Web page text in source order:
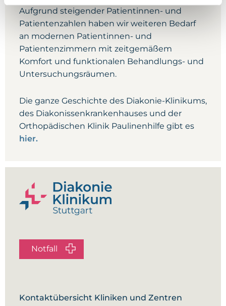
Aufgrund steigender Patientinnen- und
Patientenzahlen haben wir weiteren Bedarf
an modernen Patientinnen- und
Patientenzimmern mit zeitgemäßem
Komfort und funktionalen Behandlungs- und
Untersuchungsräumen.
Die ganze Geschichte des Diakonie-Klinikums,
des Diakonissenkrankenhauses und der
Orthopädischen Klinik Paulinenhilfe gibt es
hier.
Kontaktübersicht Kliniken und Zentren
Notfall